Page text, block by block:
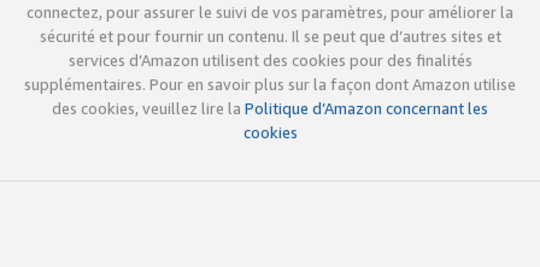
connectez, pour assurer le suivi de vos paramètres, pour améliorer la
sécurité et pour fournir un contenu. Il se peut que d’autres sites et
services d’Amazon utilisent des cookies pour des finalités
supplémentaires. Pour en savoir plus sur la façon dont Amazon utilise
des cookies, veuillez lire la Politique d’Amazon concernant les
cookies